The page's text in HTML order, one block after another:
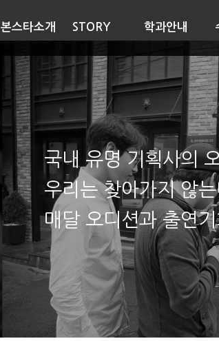
본스타소개 STORY 학과안내
국내 유명 기획사의
우리는 찾아가지 않
매달 오디션과 출연